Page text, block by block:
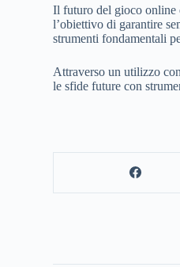
Il futuro del gioco online
l’obiettivo di garantire
strumenti fondamentali
Attraverso un utilizzo
le sfide future con